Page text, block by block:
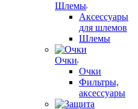
Шлемы
Аксессуары
для шлемов
Шлемы
Очки
Очки
Фильтры,
аксессуары